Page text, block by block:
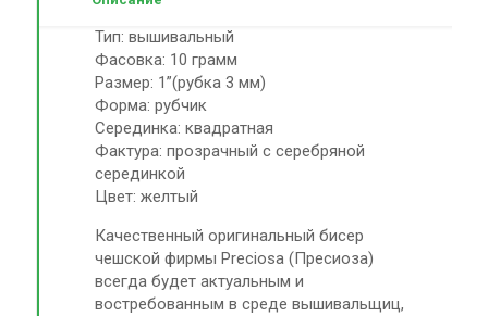
Тип: вышивальный
Фасовка: 10 грамм
Размер: 1”(рубка 3 мм)
Форма: рубчик
Серединка: квадратная
Фактура: прозрачный с серебряной
серединкой
Цвет: желтый
Качественный оригинальный бисер
чешской фирмы Preciosa (Пресиоза)
всегда будет актуальным и
востребованным в среде вышивальщиц,